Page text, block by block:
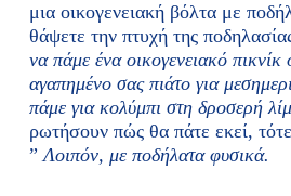
μια οικογενειακή βόλτα με
θάψετε την πτυχή της
να πάμε ένα οικογενειακό
αγαπημένο σας πιάτο για
πάμε για κολύμπι στη δροσερή
ρωτήσουν πώς θα πάτε εκεί,
”Λοιπόν, με ποδήλατα φυσικά.